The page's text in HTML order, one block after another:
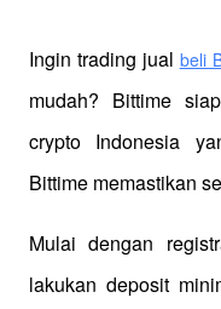
Ingin trading jual beli
mudah? Bittime
crypto Indonesia
Bittime memastikan
Mulai dengan
lakukan deposit